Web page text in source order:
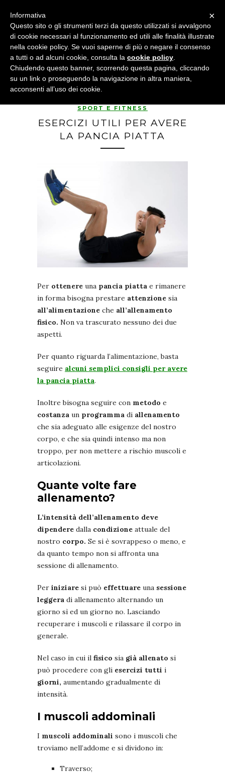
SPORT E FITNESS
ESERCIZI UTILI PER AVERE
LA PANCIA PIATTA
Per ottenere una pancia piatta e rimanere
in forma bisogna prestare attenzione sia
all’alimentazione che all’allenamento
fisico. Non va trascurato nessuno dei due
aspetti.
Per quanto riguarda l’alimentazione, basta
seguire alcuni semplici consigli per avere
la pancia piatta.
Inoltre bisogna seguire con metodo e
costanza un programma di allenamento
che sia adeguato alle esigenze del nostro
corpo, e che sia quindi intenso ma non
troppo, per non mettere a rischio muscoli e
articolazioni.
Quante volte fare
allenamento?
L’intensità dell’allenamento deve
dipendere dalla condizione attuale del
nostro corpo. Se si è sovrappeso o meno, e
da quanto tempo non si affronta una
sessione di allenamento.
Per iniziare si può effettuare una sessione
leggera di allenamento alternando un
giorno sì ed un giorno no. Lasciando
recuperare i muscoli e rilassare il corpo in
generale.
Nel caso in cui il fisico sia già allenato si
può procedere con gli esercizi tutti i
giorni, aumentando gradualmente di
intensità.
I muscoli addominali
I muscoli addominali sono i muscoli che
troviamo nell’addome e si dividono in:
Traverso;
×
Informativa
Questo sito o gli strumenti terzi da questo utilizzati si avvalgono
di cookie necessari al funzionamento ed utili alle finalità illustrate
nella cookie policy. Se vuoi saperne di più o negare il consenso
a tutti o ad alcuni cookie, consulta la cookie policy
Chiudendo questo banner, scorrendo questa pagina, cliccando
su un link o proseguendo la navigazione in altra maniera,
acconsenti all’uso dei cookie.